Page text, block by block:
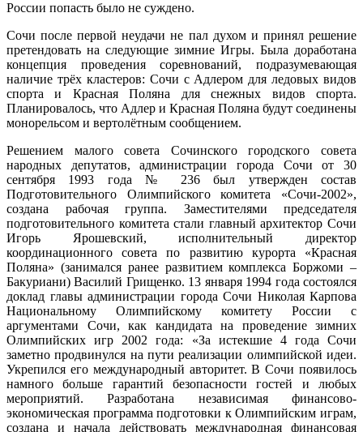
России попасть было не суждено.
Сочи после первой неудачи не пал духом и принял решение
претендовать на следующие зимние Игры. Была доработана
концепция проведения соревнований, подразумевающая
наличие трёх кластеров: Сочи с Адлером для ледовых видов
спорта и Красная Поляна для снежных видов спорта.
Планировалось, что Адлер и Красная Поляна будут соединены
монорельсом и вертолётным сообщением.
Решением малого совета Сочинского городского совета
народных депутатов, администрации города Сочи от 30
сентября 1993 года № 236 был утвержден состав
Подготовительного Олимпийского комитета «Сочи-2002»,
создана рабочая группа. Заместителями председателя
подготовительного комитета стали главный архитектор Сочи
Игорь Ярошевский, исполнительный директор
координационного совета по развитию курорта «Красная
Поляна» (занимался ранее развитием комплекса Боржоми –
Бакуриани) Василий Грищенко. 13 января 1994 года состоялся
доклад главы администрации города Сочи Николая Карпова
Национальному Олимпийскому комитету России с
аргументами Сочи, как кандидата на проведение зимних
Олимпийских игр 2002 года: «За истекшие 4 года Сочи
заметно продвинулся на пути реализации олимпийской идеи.
Укрепился его международный авторитет. В Сочи появилось
намного больше гарантий безопасности гостей и любых
мероприятий. Разработана независимая финансово-
экономическая программа подготовки к Олимпийским играм,
создана и начала действовать международная финансовая